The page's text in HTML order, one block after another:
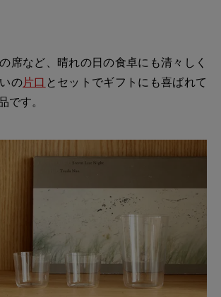
席など、晴れの日の食卓にも清々しく
の片口 とセットでギフトにも喜ばれて
です。